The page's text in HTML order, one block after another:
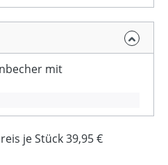
mit
je Stück 39,95 €